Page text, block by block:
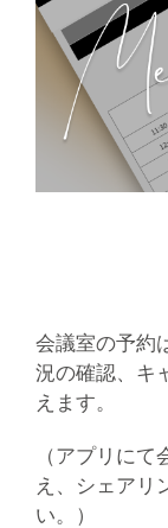
会議室の予約
況の確認、キ
えます。
（アプリに
え、シェアリ
い。）